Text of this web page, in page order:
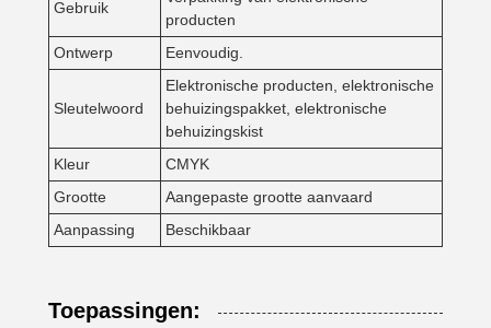
Gebruik
producten
Ontwerp
Eenvoudig.
Sleutelwoord
Elektronische producten, elektronische
behuizingspakket, elektronische
behuizingskist
Kleur
CMYK
Grootte
Aangepaste grootte aanvaard
Aanpassing
Beschikbaar
Toepassingen: